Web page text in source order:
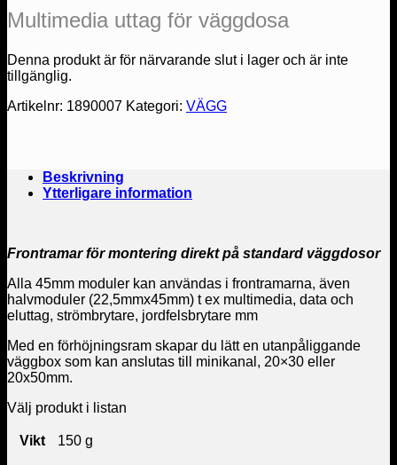
Multimedia uttag för väggdosa
Denna produkt är för närvarande slut i lager och är inte
tillgänglig.
Artikelnr: 1890007 Kategori: VÄGG
Beskrivning
Ytterligare information
Frontramar för montering direkt på standard väggdosor
Alla 45mm moduler kan användas i frontramarna, även
halvmoduler (22,5mmx45mm) t ex multimedia, data och
eluttag, strömbrytare, jordfelsbrytare mm
Med en förhöjningsram skapar du lätt en utanpåliggande
väggbox som kan anslutas till minikanal, 20×30 eller
20x50mm.
Välj produkt i listan
Vikt 150 g